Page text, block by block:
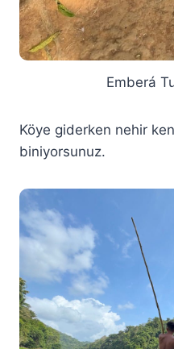
Emberá
Köye giderken nehir
biniyorsunuz.